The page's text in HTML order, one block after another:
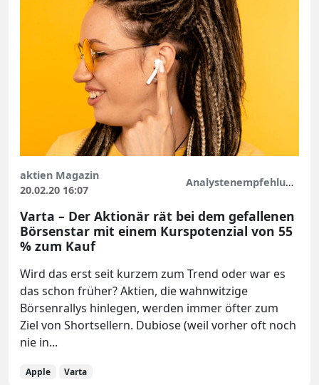
aktien Magazin
20.02.20 16:07
Analystenempfehlungen
Varta – Der Aktionär rät bei dem gefallenen
Börsenstar mit einem Kurspotenzial von 55
% zum Kauf
Wird das erst seit kurzem zum Trend oder war es
das schon früher? Aktien, die wahnwitzige
Börsenrallys hinlegen, werden immer öfter zum
Ziel von Shortsellern. Dubiose (weil vorher oft noch
nie in...
Apple Varta